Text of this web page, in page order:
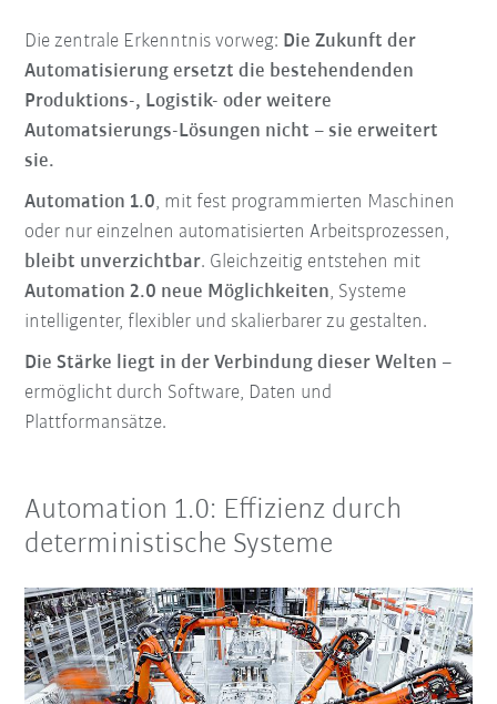
Die zentrale Erkenntnis vorweg: Die Zukunft der
Automatisierung ersetzt die bestehendenden
Produktions-, Logistik- oder weitere
Automatsierungs-Lösungen nicht – sie erweitert
sie.
Automation 1.0, mit fest programmierten Maschinen
oder nur einzelnen automatisierten Arbeitsprozessen,
bleibt unverzichtbar. Gleichzeitig entstehen mit
Automation 2.0 neue Möglichkeiten, Systeme
intelligenter, flexibler und skalierbarer zu gestalten.
Die Stärke liegt in der Verbindung dieser Welten –
ermöglicht durch Software, Daten und
Plattformansätze.
Automation 1.0: Effizienz durch
deterministische Systeme